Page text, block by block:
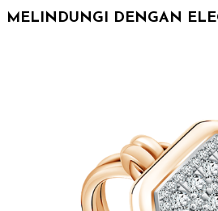
MELINDUNGI DENGAN